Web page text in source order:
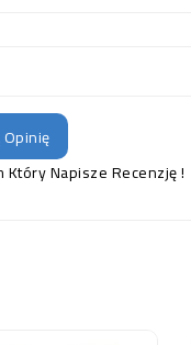
Napisze Recenzję !